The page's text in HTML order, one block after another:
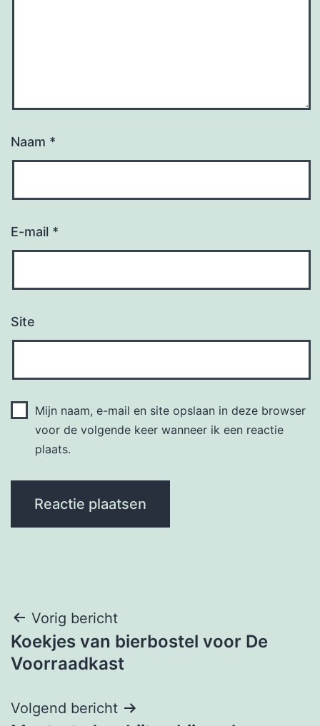
Naam *
E-mail *
Site
Mijn naam, e-mail en site opslaan in deze browser
voor de volgende keer wanneer ik een reactie
plaats.
Bericht
navigatie
Vorig bericht
Koekjes van bierbostel voor De
Voorraadkast
Volgend bericht